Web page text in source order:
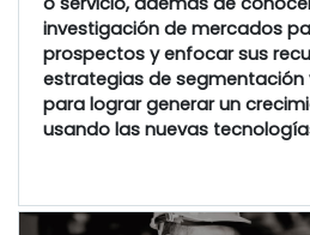
investigación de mercados
prospectos y enfocar sus
estrategias de
para lograr generar un
usando las nuevas